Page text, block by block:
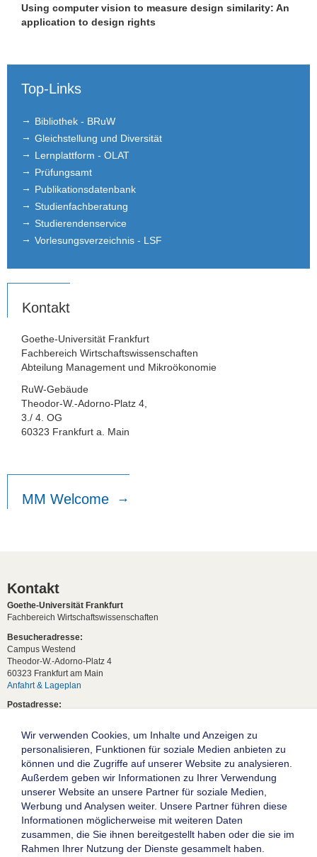
Using computer vision to measure design similarity: An
application to design rights
Top-Links
Bibliothek - BRuW
Gleichstellung und Diversität
Lernplattform - OLAT
Prüfungsamt
Publikationsdatenbank
Studienfachberatung
Studierendenservice
Vorlesungsverzeichnis - LSF
Kontakt
Goethe-Universität Frankfurt
Fachbereich Wirtschaftswissenschaften
Abteilung Management und Mikroökonomie
RuW-Gebäude
Theodor-W.-Adorno-Platz 4,
3./ 4. OG
60323 Frankfurt a. Main
MM Welcome
Kontakt
Goethe-Universität Frankfurt
Fachbereich Wirtschaftswissenschaften
Besucheradresse:
Campus Westend
Theodor-W.-Adorno-Platz 4
60323 Frankfurt am Main
Anfahrt & Lageplan
Postadresse:
Studentische Anfragen:
studium[at]wiwi.uni-frankfurt[dot]de
Allgemeine Anfragen:
dekanat02[at]wiwi.uni-frankfurt[dot]de
Die Goethe-Universität Frankfurt am Main
Wir verwenden Cookies, um Inhalte und Anzeigen zu
personalisieren, Funktionen für soziale Medien anbieten zu
können und die Zugriffe auf unserer Website zu analysieren.
Außerdem geben wir Informationen zu Ihrer Verwendung
unserer Website an unsere Partner für soziale Medien,
Werbung und Analysen weiter. Unsere Partner führen diese
Informationen möglicherweise mit weiteren Daten
zusammen, die Sie ihnen bereitgestellt haben oder die sie im
Rahmen Ihrer Nutzung der Dienste gesammelt haben.